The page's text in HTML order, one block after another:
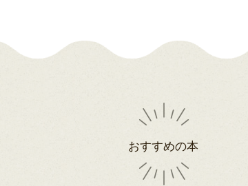
おすすめの本